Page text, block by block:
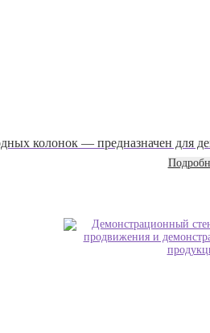
колонок — предназначен для